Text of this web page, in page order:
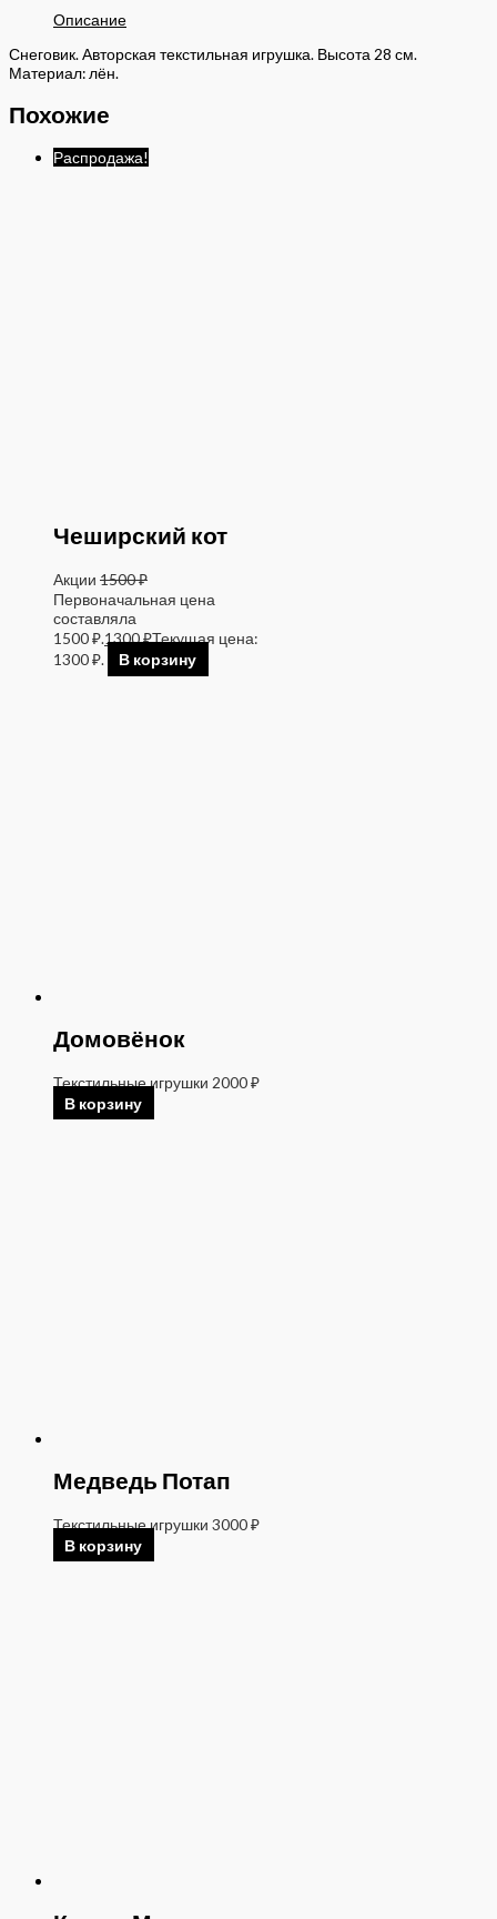
Описание
Снеговик. Авторская текстильная игрушка. Высота 28 см.
Материал: лён.
Похожие
Распродажа!
Чеширский кот
Акции 1500₽
Первоначальная цена
составляла
1500 ₽.1300₽Текущая цена:
1300 ₽.
В корзину
Домовёнок
Текстильные игрушки 2000₽
В корзину
Медведь Потап
Текстильные игрушки 3000₽
В корзину